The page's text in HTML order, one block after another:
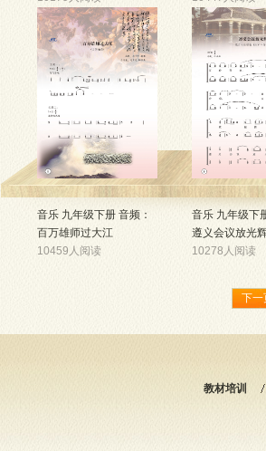
音乐 九年级下册 音频：
百万雄师过大江
10459人阅读
音乐 九年级下
遵义会议放光
10278人阅读
下一
教材培训